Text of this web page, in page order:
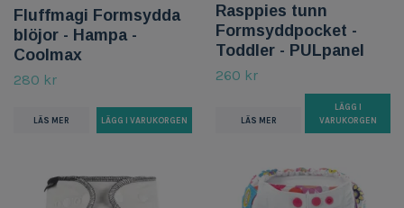
Fluffmagi Formsydda
blöjor - Hampa -
Coolmax
280 kr
LÄS MER
Rasppies tunn
Formsyddpocket -
Toddler - PULpanel
260 kr
LÄS MER
LÄGG I
VARUKORGEN